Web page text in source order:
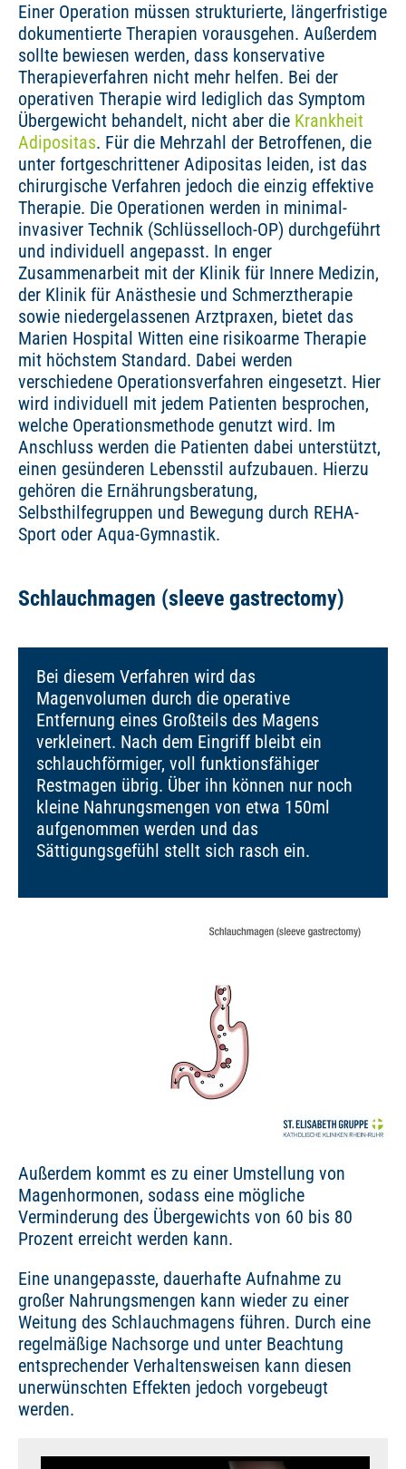
Einer Operation müssen strukturierte, längerfristige
dokumentierte Therapien vorausgehen. Außerdem
sollte bewiesen werden, dass konservative
Therapieverfahren nicht mehr helfen. Bei der
operativen Therapie wird lediglich das Symptom
Übergewicht behandelt, nicht aber die Krankheit
Adipositas. Für die Mehrzahl der Betroffenen, die
unter fortgeschrittener Adipositas leiden, ist das
chirurgische Verfahren jedoch die einzig effektive
Therapie. Die Operationen werden in minimal-
invasiver Technik (Schlüsselloch-OP) durchgeführt
und individuell angepasst. In enger
Zusammenarbeit mit der Klinik für Innere Medizin,
der Klinik für Anästhesie und Schmerztherapie
sowie niedergelassenen Arztpraxen, bietet das
Marien Hospital Witten eine risikoarme Therapie
mit höchstem Standard. Dabei werden
verschiedene Operationsverfahren eingesetzt. Hier
wird individuell mit jedem Patienten besprochen,
welche Operationsmethode genutzt wird. Im
Anschluss werden die Patienten dabei unterstützt,
einen gesünderen Lebensstil aufzubauen. Hierzu
gehören die Ernährungsberatung,
Selbsthilfegruppen und Bewegung durch REHA-
Sport oder Aqua-Gymnastik.
Schlauchmagen (sleeve gastrectomy)
Bei diesem Verfahren wird das
Magenvolumen durch die operative
Entfernung eines Großteils des Magens
verkleinert. Nach dem Eingriff bleibt ein
schlauchförmiger, voll funktionsfähiger
Restmagen übrig. Über ihn können nur noch
kleine Nahrungsmengen von etwa 150ml
aufgenommen werden und das
Sättigungsgefühl stellt sich rasch ein.
Außerdem kommt es zu einer Umstellung von
Magenhormonen, sodass eine mögliche
Verminderung des Übergewichts von 60 bis 80
Prozent erreicht werden kann.
Eine unangepasste, dauerhafte Aufnahme zu
großer Nahrungsmengen kann wieder zu einer
Weitung des Schlauchmagens führen. Durch eine
regelmäßige Nachsorge und unter Beachtung
entsprechender Verhaltensweisen kann diesen
unerwünschten Effekten jedoch vorgebeugt
werden.